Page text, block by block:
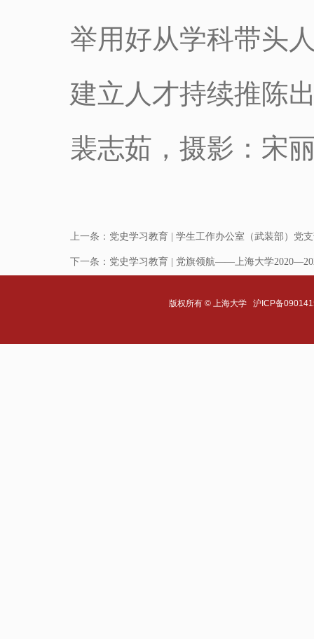
举用好从学科带头
建立人才持续推陈
裴志茹，摄影：宋
上一条： 党史学习教育 | 学生工作办公室（武装部）党
下一条： 党史学习教育 | 党旗领航——上海大学
版权所有 ©上海大学 沪ICP备